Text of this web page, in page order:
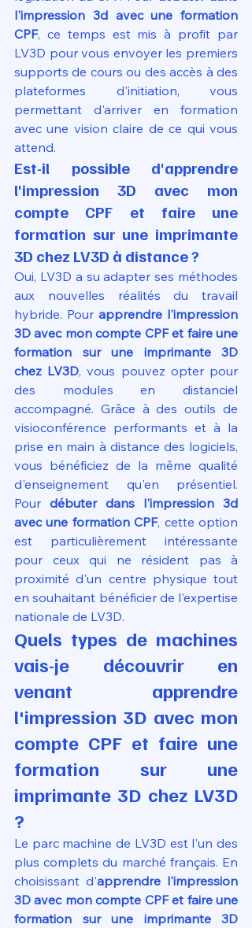
l'impression 3d avec une formation
CPF, ce temps est mis à profit par
LV3D pour vous envoyer les premiers
supports de cours ou des accès à des
plateformes d'initiation, vous
permettant d'arriver en formation
avec une vision claire de ce qui vous
attend.
Est-il possible d'apprendre
l'impression 3D avec mon
compte CPF et faire une
formation sur une imprimante
3D chez LV3D à distance ?
Oui, LV3D a su adapter ses méthodes
aux nouvelles réalités du travail
hybride. Pour apprendre l'impression
3D avec mon compte CPF et faire une
formation sur une imprimante 3D
chez LV3D, vous pouvez opter pour
des modules en distanciel
accompagné. Grâce à des outils de
visioconférence performants et à la
prise en main à distance des logiciels,
vous bénéficiez de la même qualité
d'enseignement qu'en présentiel.
Pour débuter dans l'impression 3d
avec une formation CPF, cette option
est particulièrement intéressante
pour ceux qui ne résident pas à
proximité d'un centre physique tout
en souhaitant bénéficier de l'expertise
nationale de LV3D.
Quels types de machines
vais-je découvrir en
venant apprendre
l'impression 3D avec mon
compte CPF et faire une
formation sur une
imprimante 3D chez LV3D
?
Le parc machine de LV3D est l'un des
plus complets du marché français. En
choisissant d'apprendre l'impression
3D avec mon compte CPF et faire une
formation sur une imprimante 3D